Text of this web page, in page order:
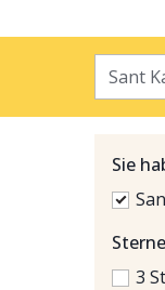
Sie
Sterne
3